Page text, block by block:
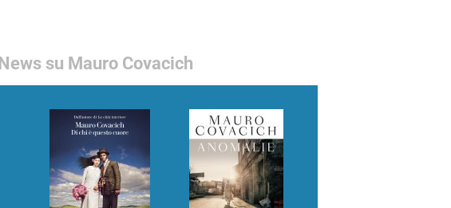
News su Mauro Covacich